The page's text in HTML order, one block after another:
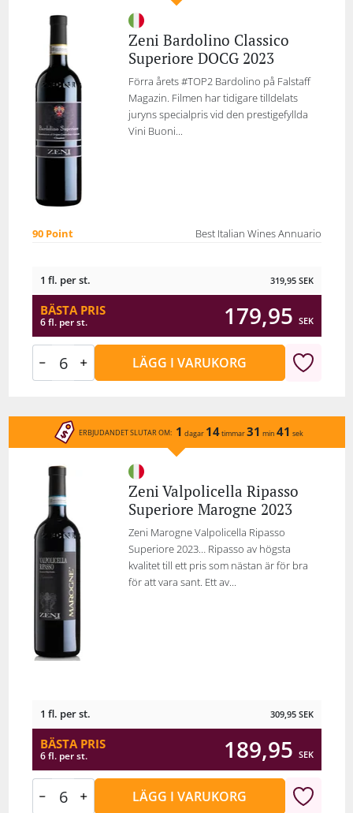
Zeni Bardolino Classico
Superiore DOCG 2023
Förra årets #TOP2 Bardolino på Falstaff
Magazin. Filmen har tidigare tilldelats
juryns specialpris vid den prestigefyllda
Vini Buoni...
90 Point Best Italian Wines Annuario
1 fl. per st. 319,95 SEK
BÄSTA PRIS
6 fl. per st. 179,95 SEK
LÄGG I VARUKORG
ERBJUDANDET SLUTAR OM: 1 dagar 14timmar31 min 41 sek
Zeni Valpolicella Ripasso
Superiore Marogne 2023
Zeni Marogne Valpolicella Ripasso
Superiore 2023… Ripasso av högsta
kvalitet till ett pris som nästan är för bra
för att vara sant. Ett av...
1 fl. per st. 309,95 SEK
BÄSTA PRIS
6 fl. per st. 189,95 SEK
LÄGG I VARUKORG